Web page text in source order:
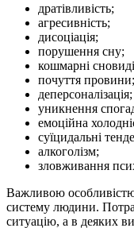
дратівливість;
агресивність;
дисоціація;
порушення сну;
кошмарні
почуття провини;
деперсоналізація;
уникнення
емоційна
суїцидальні
алкоголізм;
зловживання
Важливою
систему людини.
ситуацію, а в деяких